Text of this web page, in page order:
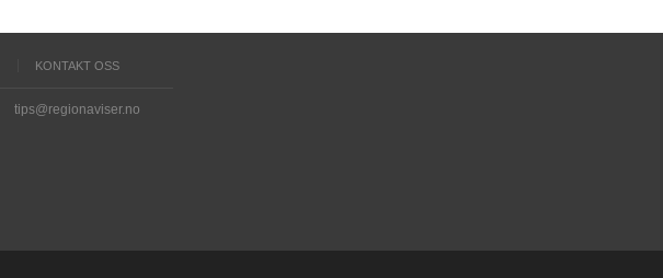
KONTAKT OSS
tips@regionaviser.no